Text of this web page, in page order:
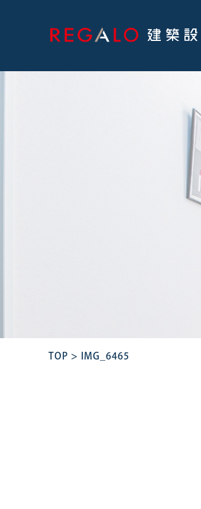
TOP > IMG_6465